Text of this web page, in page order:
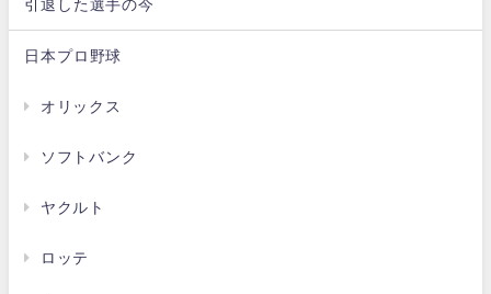
引退した選手の今
日本プロ野球
オリックス
ソフトバンク
ヤクルト
ロッテ